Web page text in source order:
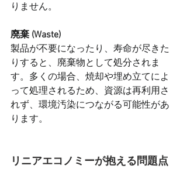
りません。
廃棄 (Waste)
製品が不要になったり、寿命が尽きた
りすると、廃棄物として処分されま
す。多くの場合、焼却や埋め立てによ
って処理されるため、資源は再利用さ
れず、環境汚染につながる可能性があ
ります。
リニアエコノミーが抱える問題点